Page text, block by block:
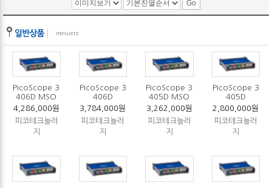
PicoScope 3
406D MSO
4,286,000원
피코테크놀러
지
PicoScope 3
406D
3,784,000원
피코테크놀러
지
PicoScope 3
405D MSO
3,262,000원
피코테크놀러
지
PicoScope 3
405D
2,800,000원
피코테크놀러
지